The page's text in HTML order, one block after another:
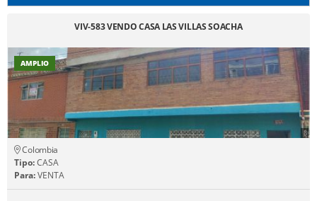
VIV-583 VENDO CASA LAS VILLAS SOACHA
AMPLIO
Colombia
Tipo:CASA
Para:VENTA